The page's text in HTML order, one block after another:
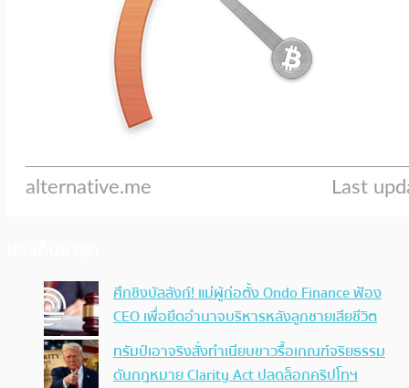
ศึกชิงบัลลังก์! แม่ผู้ก่อตั้ง Ondo Finance ฟ้อง
CEO เพื่อยึดอำนาจบริหารหลังลูกชายเสียชีวิต
ทรัมป์เอาจริง สั่งทำเนียบขาวรื้อเกณฑ์จริยธรรม
ดันกฎหมาย Clarity Act ปลดล็อกคริปโทฯ